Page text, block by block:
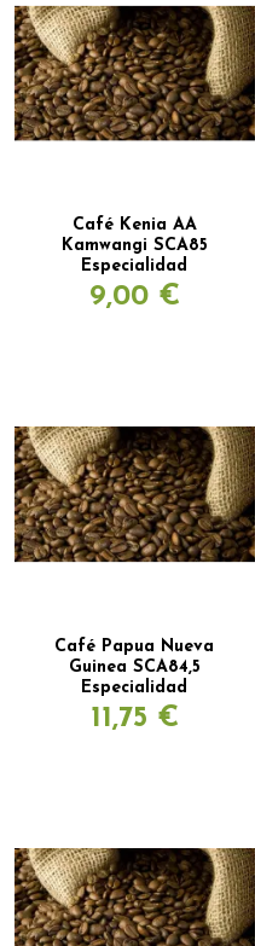
Café Kenia AA
Kamwangi SCA85
Especialidad
9,00 €
Café Papua Nueva
Guinea SCA84,5
Especialidad
11,75 €